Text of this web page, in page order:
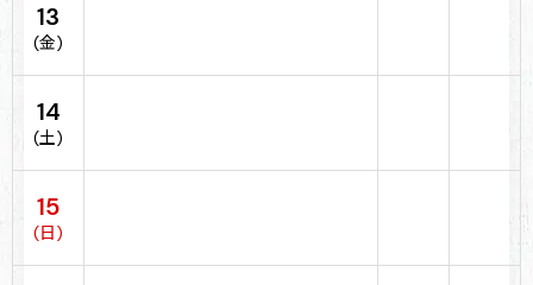
13
(金)
14
(土)
15
(日)